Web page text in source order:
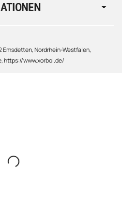
Emsdetten, Nordrhein-Westfalen,
https://www.xorbol.de/